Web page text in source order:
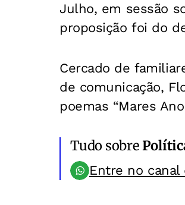
Julho, em sessão
proposição foi do
Cercado de
de comunicação,
poemas “Mares
Tudo sobre
Entre no canal